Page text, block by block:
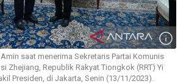
saat menerima Sekretaris Partai Komunis
Zhejiang, Republik Rakyat Tiongkok (RRT) Yi
Presiden, di Jakarta, Senin (13/11/2023).